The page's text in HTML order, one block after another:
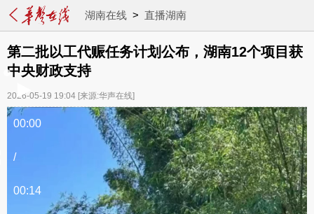
湖南在线> 直播湖南
第二批以工代赈任务计划公布，湖南12个项目获
中央财政支持
2026-05-19 19:04 [来源:华声在线]
00:00
/
00:14